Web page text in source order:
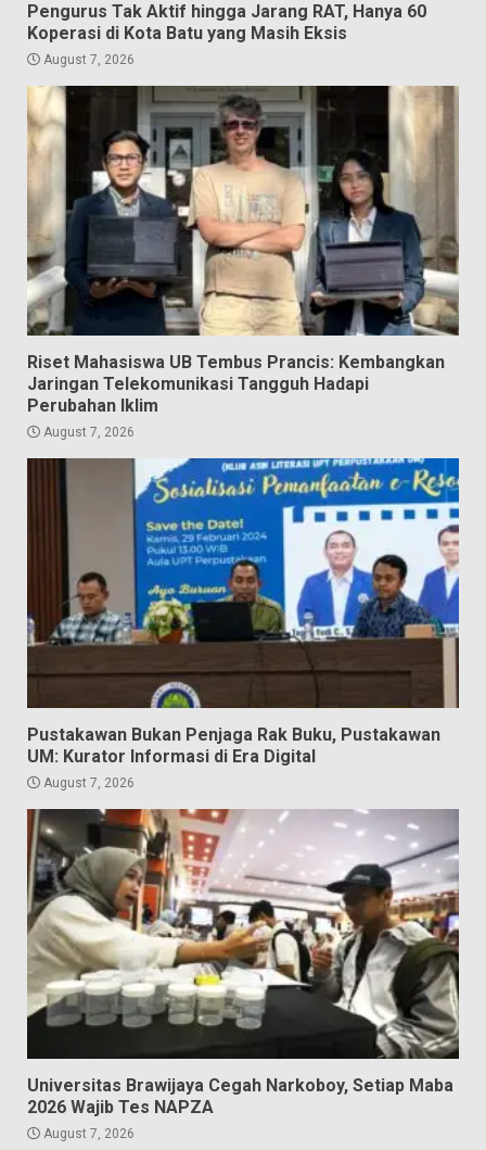
Pengurus Tak Aktif hingga Jarang RAT, Hanya 60
Koperasi di Kota Batu yang Masih Eksis
August 7, 2026
Riset Mahasiswa UB Tembus Prancis: Kembangkan
Jaringan Telekomunikasi Tangguh Hadapi
Perubahan Iklim
August 7, 2026
Pustakawan Bukan Penjaga Rak Buku, Pustakawan
UM: Kurator Informasi di Era Digital
August 7, 2026
Universitas Brawijaya Cegah Narkoboy, Setiap Maba
2026 Wajib Tes NAPZA
August 7, 2026